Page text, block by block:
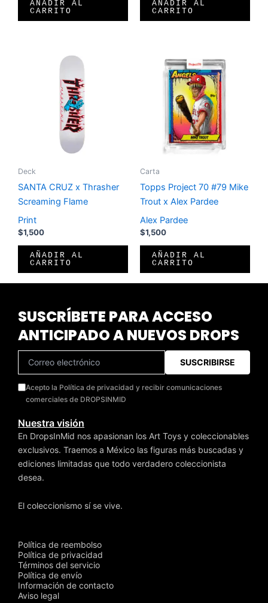
AÑADIR AL
CARRITO
AÑADIR AL
CARRITO
Deck
SANTA CRUZ x Thrasher
Screaming Flame
Print
$1,500
AÑADIR AL
CARRITO
Carta
Topps Project 70 #79 Mike
Trout x Alex Pardee
Alex Pardee
$1,500
AÑADIR AL
CARRITO
SUSCRÍBETE PARA ACCESO
ANTICIPADO A NUEVOS DROPS
SUSCRIBIRSE
Acepto la Política de privacidad y recibir comunicaciones
comerciales de DROPSINMID
Nuestra visión
En DropsInMid nos apasionan los Art Toys y coleccionables
exclusivos. Traemos a México las figuras más buscadas y
ediciones limitadas que todo verdadero coleccionista
desea.
El coleccionismo sí se vive.
Política de reembolso
Política de privacidad
Términos del servicio
Política de envío
Información de contacto
Aviso legal